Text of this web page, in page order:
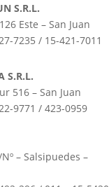
S.R.L.
Este – San Juan
7235 / 15-421-7011
S.R.L.
516 – San Juan
9771 / 423-0959
– Salsipuedes –